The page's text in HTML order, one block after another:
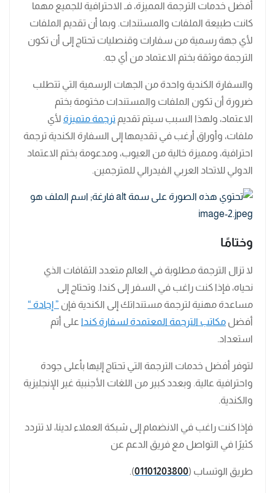
أفضل خدمات الترجمة المميزة، فـ الاحترافية للجميع مهما
كانت طبيعة الملفات والمستندات. وبما أن تقديم الملفات
لأي جهة رسمية من سفارات وقنصليات تحتاج إلى أن تكون
الترجمة موثقة بختم الاعتماد من أي جه.
والسفارة الكندية واحدة من الجهات الرسمية التي تتطلب
ضرورة أن تكون الملفات والمستندات مختومة بختم
الاعتماد، ولهذا السبب سيتم تقديم ترجمة متميزة لأي
ملفات، وأوراق أرغب في تقديمها إلى السفارة الكندية ترجمة
احترافية، ومميزة خالية من العيوب، ومدعومة بختم الاعتماد
الدولي للاتحاد العربي الفيدرالي للمترجمين.
وختامًا
لا تزال الترجمة مطلوبة في العالم متعدد الثقافات الذي
نحياه، فإذا كنت راغب في السفر إلى كندا. وتحتاج إلى
مساعدة مهنية لترجمة مستنداتك إلى الكندية فإن ” إجادة “
أفضل مكاتب الترجمة المعتمدة لسفارة كندا على أتم
استعداد.
لتوفر أفضل خدمات الترجمة التي تحتاج إليها بأعلى جودة
واحترافية عالية. وبعدد كبير من اللغات الأجنبية غير الإنجليزية
والكندية.
فإذا كنت راغب في الانضمام إلى شبكة العملاء لدينا، لا تتردد
كثيرًا في التواصل مع فريق الدعم عن
طريق الوتساب (01101203800
).